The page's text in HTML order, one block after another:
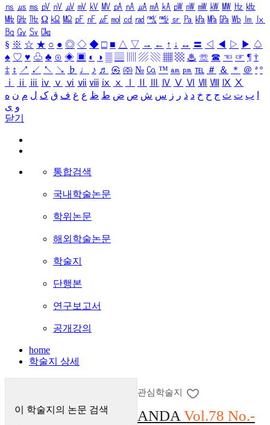
㎱ ㎲ ㎳ ㎴ ㎵ ㎶ ㎷ ㎸ ㎹ ㎀ ㎁ ㎂ ㎃ ㎄ ㎺ ㎻ ㎽ ㎾ ㎿ ㎐ ㎑
㎒ ㎓ ㎔ Ω ㏀ ㏁ ㎊ ㎋ ㎌ ㏖ ㏅ ㎭ ㎮ ㎯ ㏛ ㎩ ㎪ ㎫ ㎬ ㏝ ㏐
㏓
㏃ ㏉ ㏜ ㏆
§ ※ ☆ ★ ○ ● ◎ ◇ ◆ □ ■ △ ▽ → ← ↑ ↓ ↔ 〓 ◁ ◀ ▷ ▶ ♤
♠ ♡ ♥ ♧ ♣ ⊙ ◈ ▣ ◐ ◑ ▒ ▤ ▨ ▧ ▦ ▩ ♨ ☏ ☎ ☜ ☞ ¶ †
‡ ↕ ↗ ↙ ↖ ↘ ♭ ♩ ♪ ♬ ㉿ ㈜ № ㏇ ™ ㏂ ㏘ ℡ ＃ ＆ ＊ ＠ ª º
ⅰ
ⅱ ⅲ ⅳ ⅴ ⅵ ⅶ ⅷ ⅸ ⅹ Ⅳ Ⅴ Ⅵ Ⅶ Ⅷ Ⅸ Ⅹ
ب ت ث ج ح خ د ذ ر ز س ش ص ض ط ظ ع غ ف ق ک ل م ن ه
و ی
닫기
통합검색
국내학술논문
학위논문
해외학술논문
학술지
단행본
연구보고서
공개강의
home
학술지 상세
이 학술지의 논문 검색
관심학술지
ANDAVol.78 No.-